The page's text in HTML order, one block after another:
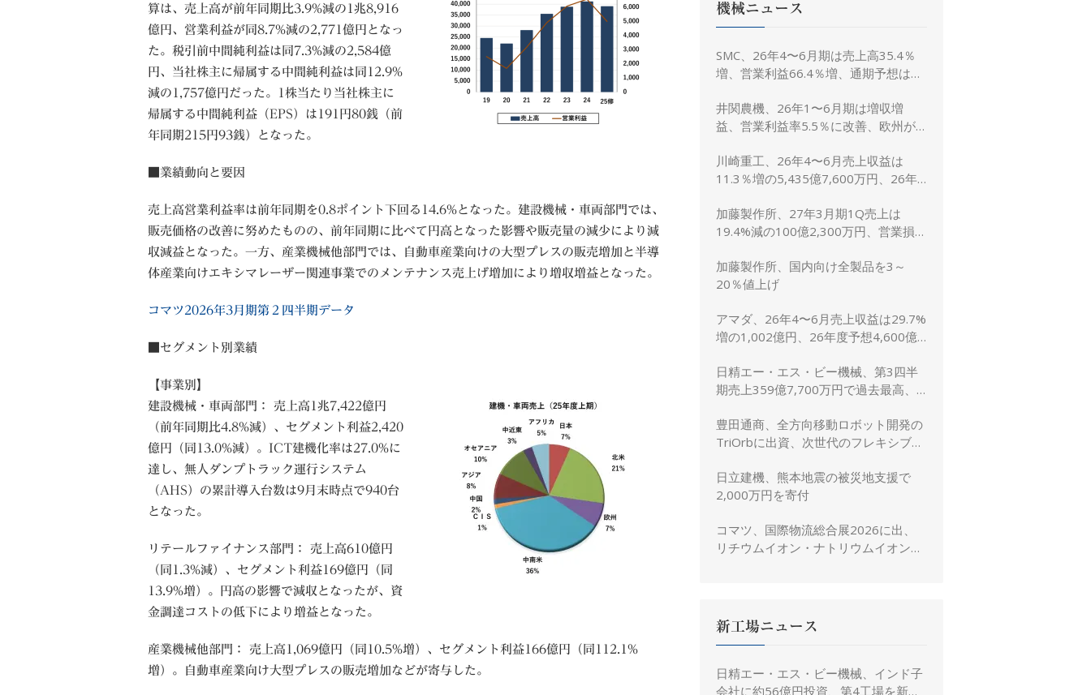
算は、売上高が前年同期比3.9%減の1兆8,916
億円、営業利益が同8.7%減の2,771億円となっ
た。税引前中間純利益は同7.3%減の2,584億
円、当社株主に帰属する中間純利益は同12.9%
減の1,757億円だった。1株当たり当社株主に
帰属する中間純利益（EPS）は191円80銭（前
年同期215円93銭）となった。
■業績動向と要因
売上高営業利益率は前年同期を0.8ポイント下回る14.6%となった。建設機械・車両部門では、
販売価格の改善に努めたものの、前年同期に比べて円高となった影響や販売量の減少により減
収減益となった。一方、産業機械他部門では、自動車産業向けの大型プレスの販売増加と半導
体産業向けエキシマレーザー関連事業でのメンテナンス売上げ増加により増収増益となった。
コマツ2026年3月期第２四半期データ
■セグメント別業績
【事業別】
建設機械・車両部門： 売上高1兆7,422億円
（前年同期比4.8%減）、セグメント利益2,420
億円（同13.0%減）。ICT建機化率は27.0%に
達し、無人ダンプトラック運行システム
（AHS）の累計導入台数は9月末時点で940台
となった。
リテールファイナンス部門： 売上高610億円
（同1.3%減）、セグメント利益169億円（同
13.9%増）。円高の影響で減収となったが、資
金調達コストの低下により増益となった。
産業機械他部門： 売上高1,069億円（同10.5%増）、セグメント利益166億円（同112.1%
増）。自動車産業向け大型プレスの販売増加などが寄与した。
機械ニュース
SMC、26年4〜6月期は売上高35.4％
増、営業利益66.4％増、通期予想は据
井関農機、26年1〜6月期は増収増
益、営業利益率5.5％に改善、欧州が
川崎重工、26年4〜6月売上収益は
11.3％増の5,435億7,600万円、26年
方修正
加藤製作所、27年3月期1Q売上は
19.4%減の100億2,300万円、営業損失
加藤製作所、国内向け全製品を3～
20％値上げ
アマダ、26年4〜6月売上収益は29.7%
増の1,002億円、26年度予想4,600億
日精エー・エス・ビー機械、第3四半
期売上359億7,700万円で過去最高、
豊田通商、全方向移動ロボット開発の
TriOrbに出資、次世代のフレキシブル
日立建機、熊本地震の被災地支援で
2,000万円を寄付
コマツ、国際物流総合展2026に出、
リチウムイオン・ナトリウムイオン電
新工場ニュース
日精エー・エス・ビー機械、インド子
会社に約56億円投資、第4工場を新設